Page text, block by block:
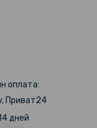
Smart Band 9
8 / Smart Band 9
оплата:
Приват24
дней